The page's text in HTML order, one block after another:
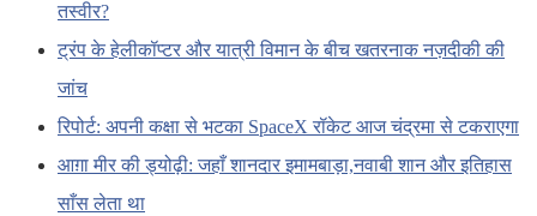
तस्वीर?
ट्रंप के हेलीकॉप्टर और यात्री विमान के बीच खतरनाक नज़दीकी की
जांच
रिपोर्ट: अपनी कक्षा से भटका SpaceX रॉकेट आज चंद्रमा से टकराएगा
आग़ा मीर की ड्योढ़ी: जहाँ शानदार इमामबाड़ा,नवाबी शान और इतिहास
साँस लेता था